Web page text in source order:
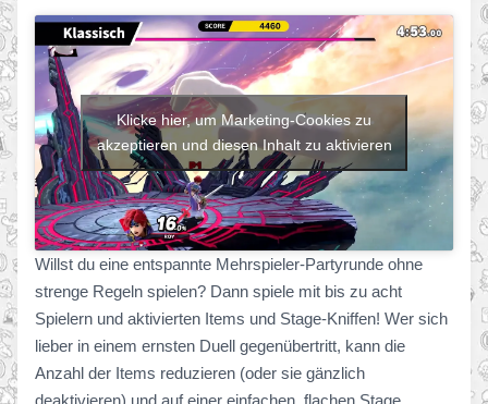
Klicke hier, um Marketing-Cookies zu
akzeptieren und diesen Inhalt zu aktivieren
Willst du eine entspannte Mehrspieler-Partyrunde ohne
strenge Regeln spielen? Dann spiele mit bis zu acht
Spielern und aktivierten Items und Stage-Kniffen! Wer sich
lieber in einem ernsten Duell gegenübertritt, kann die
Anzahl der Items reduzieren (oder sie gänzlich
deaktivieren) und auf einer einfachen, flachen Stage